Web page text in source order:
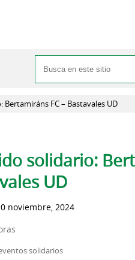
Formulario de
Buscar
FC – Bastavales UD
solidario:
UD
noviembre, 2024
solidarios